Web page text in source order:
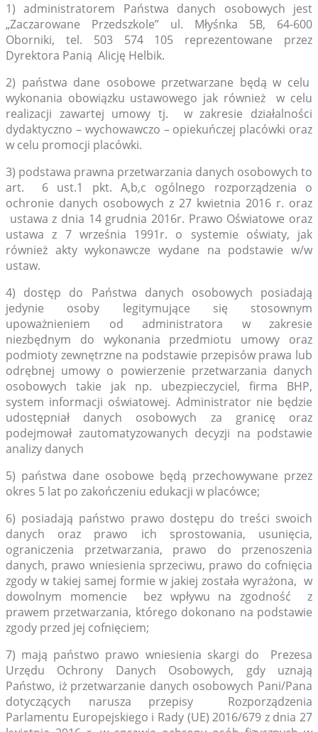
1) administratorem Państwa danych osobowych jest
„Zaczarowane Przedszkole” ul. Młyśnka 5B, 64-600
Oborniki, tel. 503 574 105 reprezentowane przez
Dyrektora Panią Alicję Helbik.
2) państwa dane osobowe przetwarzane będą w celu
wykonania obowiązku ustawowego jak również w celu
realizacji zawartej umowy tj. w zakresie działalności
dydaktyczno – wychowawczo – opiekuńczej placówki oraz
w celu promocji placówki.
3) podstawa prawna przetwarzania danych osobowych to
art. 6 ust.1 pkt. A,b,c ogólnego rozporządzenia o
ochronie danych osobowych z 27 kwietnia 2016 r. oraz
ustawa z dnia 14 grudnia 2016r. Prawo Oświatowe oraz
ustawa z 7 września 1991r. o systemie oświaty, jak
również akty wykonawcze wydane na podstawie w/w
ustaw.
4) dostęp do Państwa danych osobowych posiadają
jedynie osoby legitymujące się stosownym
upoważnieniem od administratora w zakresie
niezbędnym do wykonania przedmiotu umowy oraz
podmioty zewnętrzne na podstawie przepisów prawa lub
odrębnej umowy o powierzenie przetwarzania danych
osobowych takie jak np. ubezpieczyciel, firma BHP,
system informacji oświatowej. Administrator nie będzie
udostępniał danych osobowych za granicę oraz
podejmował zautomatyzowanych decyzji na podstawie
analizy danych
5) państwa dane osobowe będą przechowywane przez
okres 5 lat po zakończeniu edukacji w placówce;
6) posiadają państwo prawo dostępu do treści swoich
danych oraz prawo ich sprostowania, usunięcia,
ograniczenia przetwarzania, prawo do przenoszenia
danych, prawo wniesienia sprzeciwu, prawo do cofnięcia
zgody w takiej samej formie w jakiej została wyrażona, w
dowolnym momencie bez wpływu na zgodność z
prawem przetwarzania, którego dokonano na podstawie
zgody przed jej cofnięciem;
7) mają państwo prawo wniesienia skargi do Prezesa
Urzędu Ochrony Danych Osobowych, gdy uznają
Państwo, iż przetwarzanie danych osobowych Pani/Pana
dotyczących narusza przepisy Rozporządzenia
Parlamentu Europejskiego i Rady (UE) 2016/679 z dnia 27